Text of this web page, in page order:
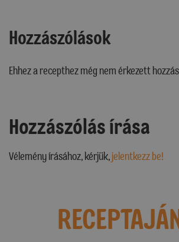
Hozzászólások
Ehhez a recepthez még nem érkezett
Hozzászólás írása
Vélemény írásához, kérjük,jelentkezz be!